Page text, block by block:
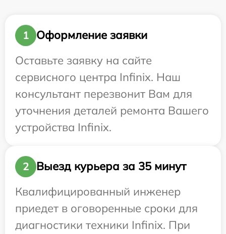
1
Оформление заявки
Оставьте заявку на сайте
сервисного центра Infinix. Наш
консультант перезвонит Вам для
уточнения деталей ремонта Вашего
устройства Infinix.
2
Выезд курьера за 35 минут
Квалифицированный инженер
приедет в оговоренные сроки для
диагностики техники Infinix. При